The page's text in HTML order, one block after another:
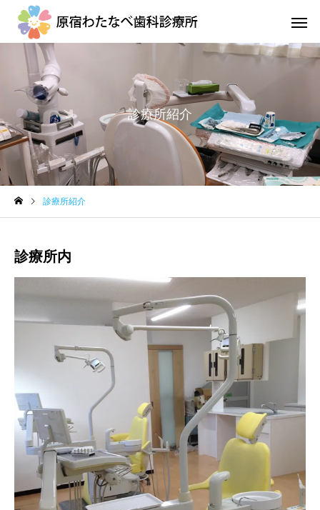
地域医療連携室 訪問診
診療所紹介
診療所紹介
診療所内